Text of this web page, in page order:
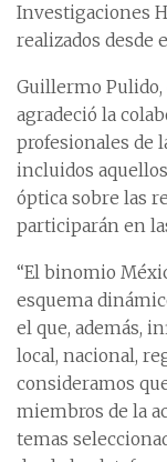
Investigaciones
realizados desde
Guillermo Pulido,
agradeció la
profesionales de
incluidos
óptica sobre las
participarán en
“El binomio
esquema
el que, además,
local, nacional,
consideramos
miembros de la
temas